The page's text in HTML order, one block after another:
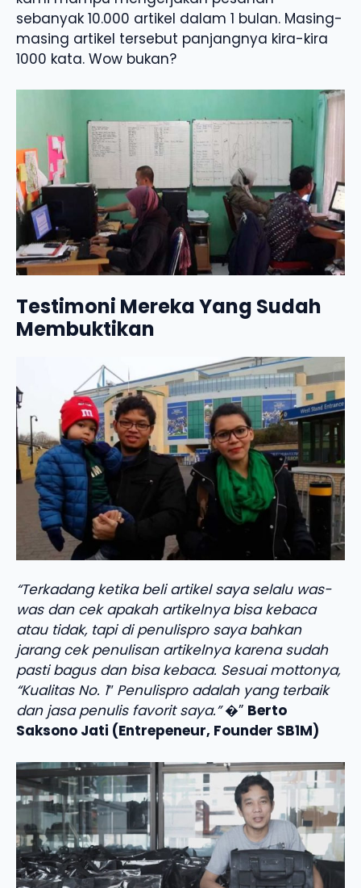
sebanyak 10.000 artikel dalam 1 bulan. Masing-
masing artikel tersebut panjangnya kira-kira
1000 kata. Wow bukan?
Testimoni Mereka Yang Sudah
Membuktikan
“Terkadang ketika beli artikel saya selalu was-
was dan cek apakah artikelnya bisa kebaca
atau tidak, tapi di penulispro saya bahkan
jarang cek penulisan artikelnya karena sudah
pasti bagus dan bisa kebaca. Sesuai mottonya,
“Kualitas No. 1″ Penulispro adalah yang terbaik
dan jasa penulis favorit saya.”�” Berto
Saksono Jati (Entrepeneur, Founder SB1M)